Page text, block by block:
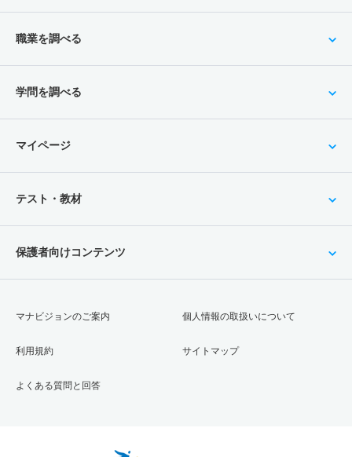
職業を調べる
学問を調べる
マイページ
テスト・教材
保護者向けコンテンツ
マナビジョンのご案内
利用規約
よくある質問と回答
個人情報の取扱いについて
サイトマップ